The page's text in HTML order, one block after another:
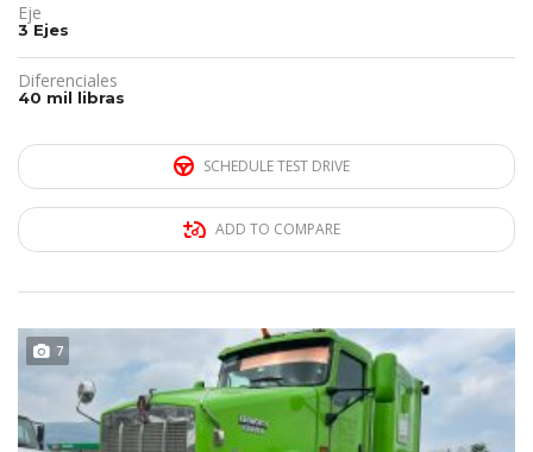
Eje
3 Ejes
Diferenciales
40 mil libras
SCHEDULE TEST DRIVE
ADD TO COMPARE
7 DISPONIBLE